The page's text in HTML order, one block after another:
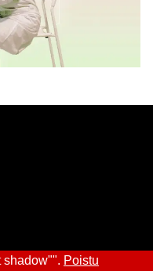
shadow"". Poistu